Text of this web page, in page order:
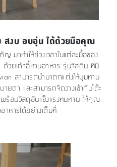
สงบ อบอุ่น ได้ด้วยมือคุณ
มาทำให้ช่วงเวลาในแต่ละมื้อของ
วยเก้าอี้ทานอาหาร รุ่นจัสติน ที่มี
สามารถนำมาตกแต่งให้มุมทาน
ตา และสามารถจัดวางเข้ากับโต๊ะ
ร้อมวัสดุอันแข็งแรงทนทาน ให้คุณ
หารได้อย่างเต็มที่